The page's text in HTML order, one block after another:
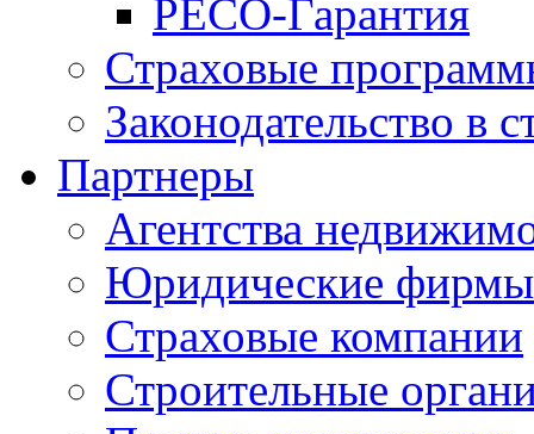
РЕСО-Гарантия
Страховые
Законодательство в
Партнеры
Агентства
Юридические фирмы
Страховые компании
Строительные